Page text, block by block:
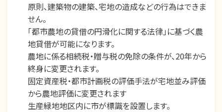
原則、建築物の建築、宅地の造成などの行為はできま
せん。
「都市農地の貸借の円滑化に関する法律」に基づく農
地貸借が可能になります。
農地に係る相続税・贈与税の免除の条件が、20年から
終身に変更されます。
固定資産税・都市計画税の評価手法が宅地並み評価
から農地評価に変更されます
生産緑地地区内に市が標識を設置します。